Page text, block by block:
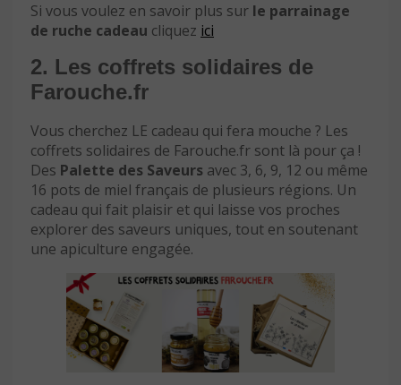
Si vous voulez en savoir plus sur le parrainage
de ruche cadeau cliquez ici
2. Les coffrets solidaires de
Farouche.fr
Vous cherchez LE cadeau qui fera mouche ? Les
coffrets solidaires de Farouche.fr sont là pour ça !
Des Palette des Saveurs avec 3, 6, 9, 12 ou même
16 pots de miel français de plusieurs régions. Un
cadeau qui fait plaisir et qui laisse vos proches
explorer des saveurs uniques, tout en soutenant
une apiculture engagée.